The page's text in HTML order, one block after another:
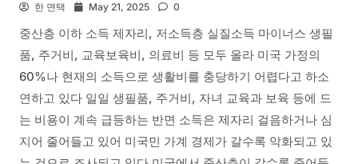
한 면택 May 21, 2025 0
중산층 이하 소득 제자리, 저소득층 실질소득 마이너스 생필
품, 주거비, 교육보육비, 의료비 등 모두 올라 미국 가정의
60%나 현재의 소득으로 생활비를 충당하기 어렵다고 하소
연하고 있다 일일 생필품, 주거비, 자녀 교육과 보육 등에 드
는 비용이 계속 급등하는 반면 소득은 제자리 걸음하거나 심
지어 줄어들고 있어 미국민 가계 경제가 갈수록 악화되고 있